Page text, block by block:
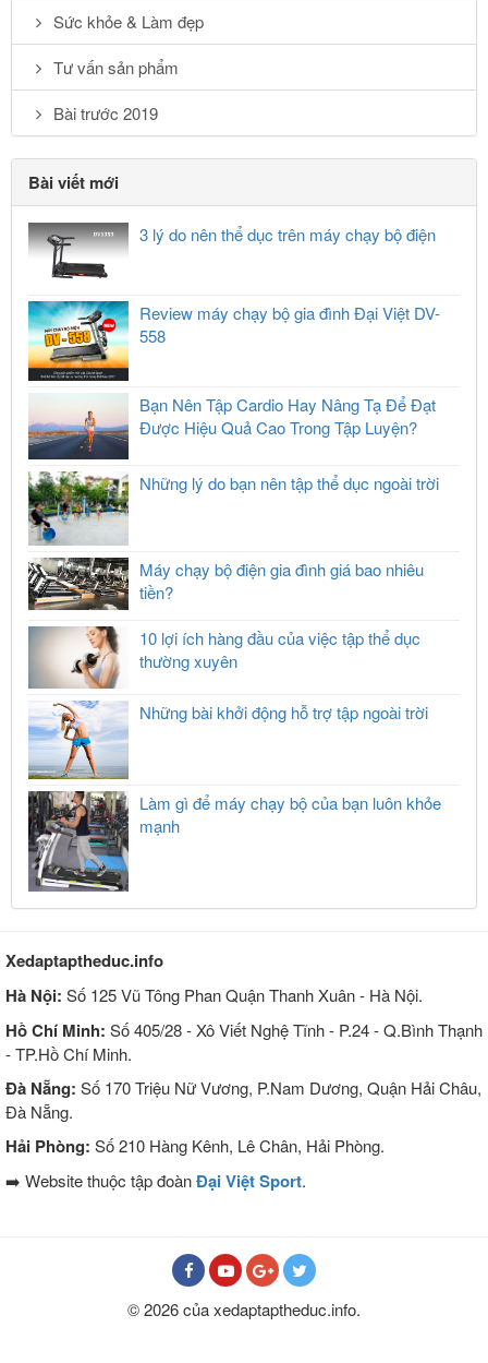
Sức khỏe & Làm đẹp
Tư vấn sản phẩm
Bài trước 2019
Bài viết mới
3 lý do nên thể dục trên máy chạy bộ điện
Review máy chạy bộ gia đình Đại Việt DV-
558
Bạn Nên Tập Cardio Hay Nâng Tạ Để Đạt
Được Hiệu Quả Cao Trong Tập Luyện?
Những lý do bạn nên tập thể dục ngoài trời
Máy chạy bộ điện gia đình giá bao nhiêu
tiền?
10 lợi ích hàng đầu của việc tập thể dục
thường xuyên
Những bài khởi động hỗ trợ tập ngoài trời
Làm gì để máy chạy bộ của bạn luôn khỏe
mạnh
Xedaptaptheduc.info
Hà Nội: Số 125 Vũ Tông Phan Quận Thanh Xuân - Hà Nội.
Hồ Chí Minh: Số 405/28 - Xô Viết Nghệ Tĩnh - P.24 - Q.Bình Thạnh
- TP.Hồ Chí Minh.
Đà Nẵng: Số 170 Triệu Nữ Vương, P.Nam Dương, Quận Hải Châu,
Đà Nẵng.
Hải Phòng: Số 210 Hàng Kênh, Lê Chân, Hải Phòng.
➡️ Website thuộc tập đoànĐại Việt Sport.
© 2026 của xedaptaptheduc.info.